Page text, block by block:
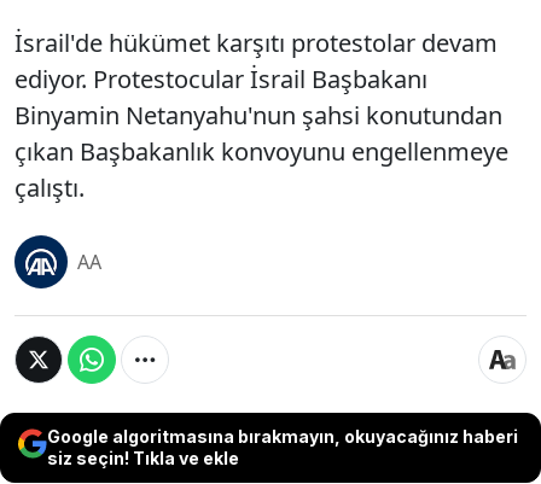
İsrail'de hükümet karşıtı protestolar devam
ediyor. Protestocular İsrail Başbakanı
Binyamin Netanyahu'nun şahsi konutundan
çıkan Başbakanlık konvoyunu engellenmeye
çalıştı.
AA
Google algoritmasına bırakmayın, okuyacağınız haberi
siz seçin! Tıkla ve ekle